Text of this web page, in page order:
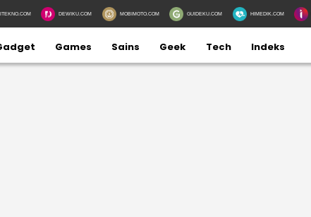
DEWIKU.COM MOBIMOTO.COM GUIDEKU.COM HIMEDIK.COM
Games Sains Geek Tech Indeks